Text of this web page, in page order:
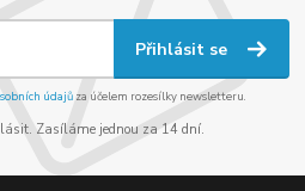
Přihlásit se
údajůza účelem rozesílky newsletteru.
Zasíláme jednou za 14 dní.